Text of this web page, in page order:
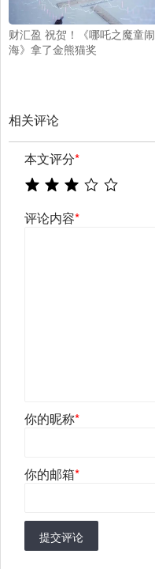
财汇盈 祝贺！《哪吒之魔童闹
海》拿了金熊猫奖
相关评论
本文评分*
评论内容*
你的昵称*
你的邮箱*
提交评论